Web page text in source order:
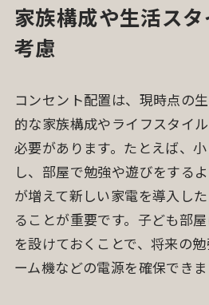
家族構成や生活ス
考慮
コンセント配置は、現時点の
的な家族構成やライフスタイ
必要があります。たとえば、
し、部屋で勉強や遊びをする
が増えて新しい家電を導入し
ることが重要です。子ども部
を設けておくことで、将来の
ーム機などの電源を確保できま